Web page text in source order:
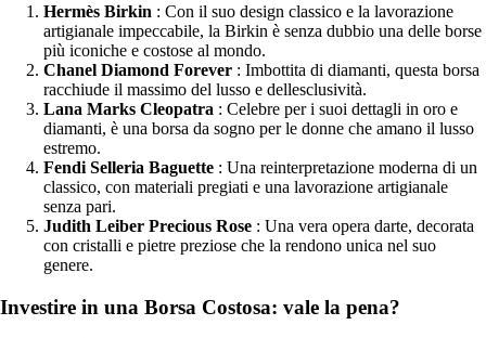
Hermès Birkin : Con il suo design classico e la lavorazione
artigianale impeccabile, la Birkin è senza dubbio una delle borse
più iconiche e costose al mondo.
Chanel Diamond Forever : Imbottita di diamanti, questa borsa
racchiude il massimo del lusso e dellesclusività.
Lana Marks Cleopatra : Celebre per i suoi dettagli in oro e
diamanti, è una borsa da sogno per le donne che amano il lusso
estremo.
Fendi Selleria Baguette : Una reinterpretazione moderna di un
classico, con materiali pregiati e una lavorazione artigianale
senza pari.
Judith Leiber Precious Rose : Una vera opera darte, decorata
con cristalli e pietre preziose che la rendono unica nel suo
genere.
Investire in una Borsa Costosa: vale la pena?